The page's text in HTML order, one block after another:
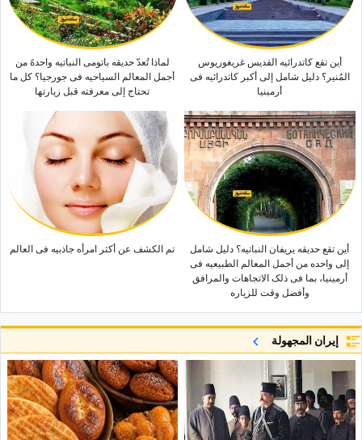
أین تقع کاتدرائیه القدیس غریغوریوس
المُنیر؟ دلیل شامل إلى أکبر کاتدرائیه فی
أرمینیا
لماذا تُعدّ حدیقه باتومی النباتیه واحدهً من
أجمل المعالم السیاحیه فی جورجیا؟ کل ما
تحتاج إلى معرفته قبل زیارتها
أین تقع حدیقه یریفان النباتیه؟ دلیل شامل
إلى واحده من أجمل المعالم الطبیعیه فی
أرمینیا، بما فی ذلک الاتجاهات والمرافق
وأفضل وقت للزیاره
تم الکشف عن أکثر امرأه جاذبیه فی العالم
إيران المجهولة